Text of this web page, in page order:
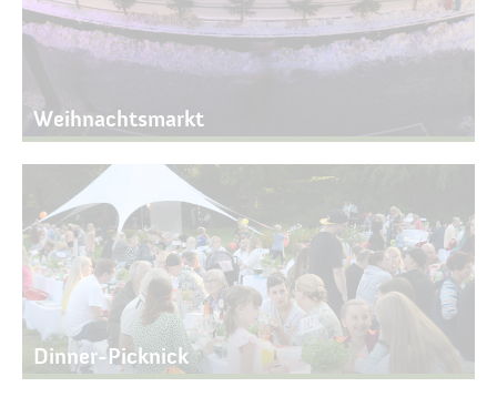
Weihnachtsmarkt
Dinner-Picknick